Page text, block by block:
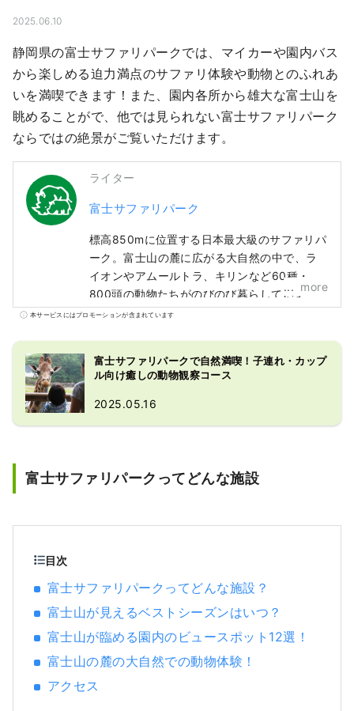
2025.06.10
静岡県の富士サファリパークでは、マイカーや園内バス
から楽しめる迫力満点のサファリ体験や動物とのふれあ
いを満喫できます！また、園内各所から雄大な富士山を
眺めることがで、他では見られない富士サファリパーク
ならではの絶景がご覧いただけます。
ライター
富士サファリパーク
標高850mに位置する日本最大級のサファリパ
ーク。富士山の麓に広がる大自然の中で、ラ
イオンやアムールトラ、キリンなど60種・約
800頭の動物たちがのびのび暮らしていま
す。 園内は「サファリゾーン」と「ふれあい
いを楽しむことができます。
more
本サービスにはプロモーションが含まれています
富士サファリパークで自然満喫！子連れ・カップ
ル向け癒しの動物観察コース
2025.05.16
富士サファリパークってどんな施設
目次
富士サファリパークってどんな施設？
富士山が見えるベストシーズンはいつ？
富士山が臨める園内のビュースポット12選！
富士山の麓の大自然での動物体験！
アクセス